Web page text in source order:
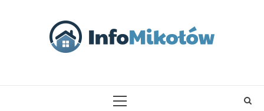
PRIMARY